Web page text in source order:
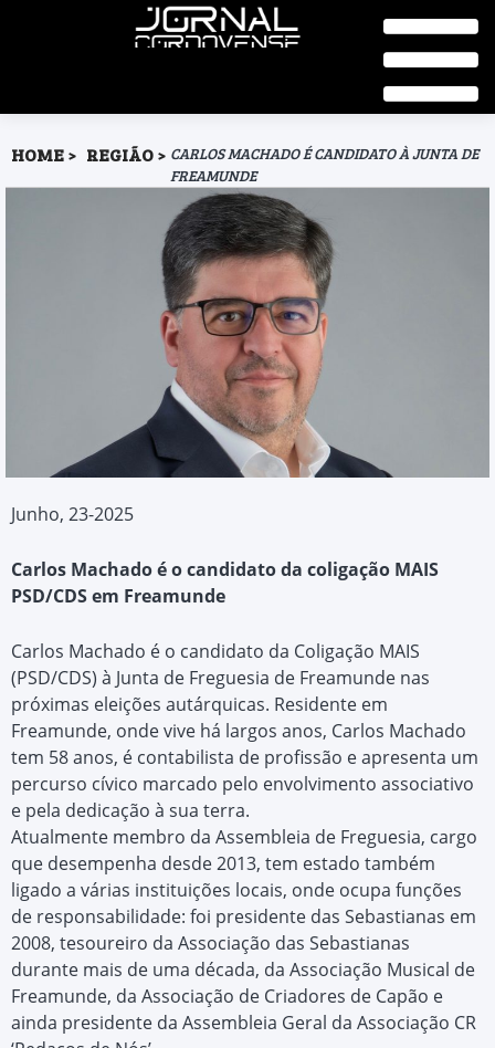
HOME REGIÃO
CARLOS MACHADO É CANDIDATO À JUNTA DE
FREAMUNDE
Junho, 23-2025
Carlos Machado é o candidato da coligação MAIS
PSD/CDS em Freamunde
Carlos Machado é o candidato da Coligação MAIS
(PSD/CDS) à Junta de Freguesia de Freamunde nas
próximas eleições autárquicas. Residente em
Freamunde, onde vive há largos anos, Carlos Machado
tem 58 anos, é contabilista de profissão e apresenta um
percurso cívico marcado pelo envolvimento associativo
e pela dedicação à sua terra.
Atualmente membro da Assembleia de Freguesia, cargo
que desempenha desde 2013, tem estado também
ligado a várias instituições locais, onde ocupa funções
de responsabilidade: foi presidente das Sebastianas em
2008, tesoureiro da Associação das Sebastianas
durante mais de uma década, da Associação Musical de
Freamunde, da Associação de Criadores de Capão e
ainda presidente da Assembleia Geral da Associação CR